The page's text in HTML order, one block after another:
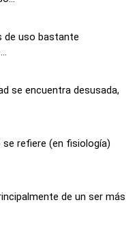
de uso bastante
se encuentra desusada,
refiere (en fisiología)
de un ser más